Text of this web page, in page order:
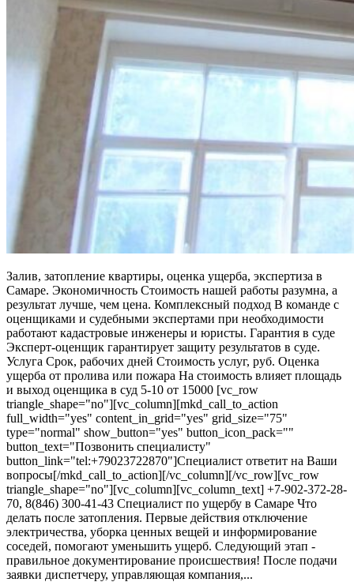
Залив, затопление квартиры, оценка ущерба, экспертиза в
Самаре. Экономичность Стоимость нашей работы разумна, а
результат лучше, чем цена. Комплексный подход В команде с
оценщиками и судебными экспертами при необходимости
работают кадастровые инженеры и юристы. Гарантия в суде
Эксперт-оценщик гарантирует защиту результатов в суде.
Услуга Срок, рабочих дней Стоимость услуг, руб. Оценка
ущерба от пролива или пожара На стоимость влияет площадь
и выход оценщика в суд 5-10 от 15000 [vc_row
triangle_shape="no"][vc_column][mkd_call_to_action
full_width="yes" content_in_grid="yes" grid_size="75"
type="normal" show_button="yes" button_icon_pack=""
button_text="Позвонить специалисту"
button_link="tel:+79023722870"]Специалист ответит на Ваши
вопросы[/mkd_call_to_action][/vc_column][/vc_row][vc_row
triangle_shape="no"][vc_column][vc_column_text] +7-902-372-28-
70, 8(846) 300-41-43 Специалист по ущербу в Самаре Что
делать после затопления. Первые действия отключение
электричества, уборка ценных вещей и информирование
соседей, помогают уменьшить ущерб. Следующий этап -
правильное документирование происшествия! После подачи
заявки диспетчеру, управляющая компания,...